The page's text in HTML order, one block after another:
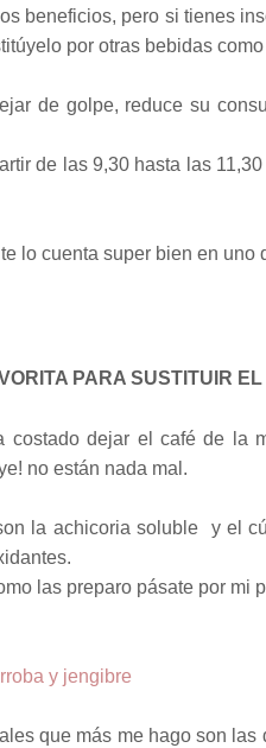
beneficios, pero si tienes
por otras bebidas
de golpe, reduce su
de las 9,30 hasta las
lo cuenta super bien en
PARA SUSTITUIR
costado dejar el café de la
no están nada mal.
la achicoria soluble y el
las preparo pásate por mi
y jengibre
que más me hago son